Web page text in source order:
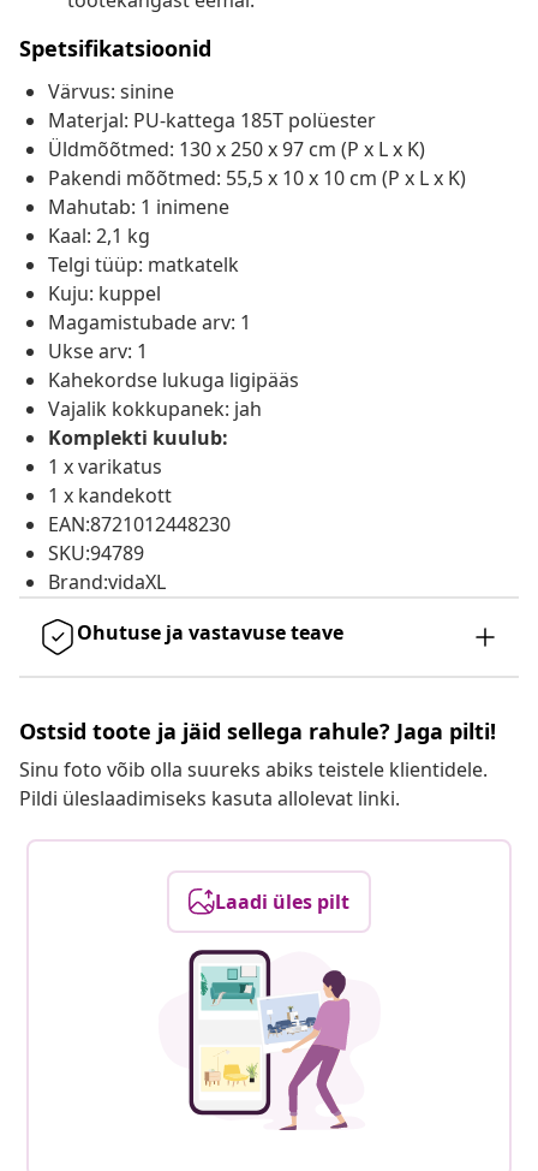
Spetsifikatsioonid
Värvus: sinine
Materjal: PU-kattega 185T polüester
Üldmõõtmed: 130 x 250 x 97 cm (P x L x K)
Pakendi mõõtmed: 55,5 x 10 x 10 cm (P x L x K)
Mahutab: 1 inimene
Kaal: 2,1 kg
Telgi tüüp: matkatelk
Kuju: kuppel
Magamistubade arv: 1
Ukse arv: 1
Kahekordse lukuga ligipääs
Vajalik kokkupanek: jah
Komplekti kuulub:
1 x varikatus
1 x kandekott
EAN:8721012448230
SKU:94789
Brand:vidaXL
Ohutuse ja vastavuse teave
Ostsid toote ja jäid sellega rahule? Jaga pilti!
Sinu foto võib olla suureks abiks teistele klientidele.
Pildi üleslaadimiseks kasuta allolevat linki.
Laadi üles pilt